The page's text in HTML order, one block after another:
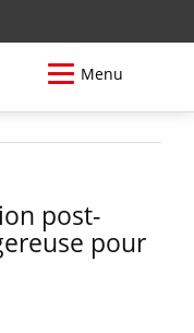
Menu
post-
pour